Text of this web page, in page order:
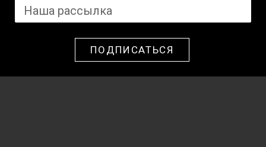
ПОДПИСАТЬСЯ